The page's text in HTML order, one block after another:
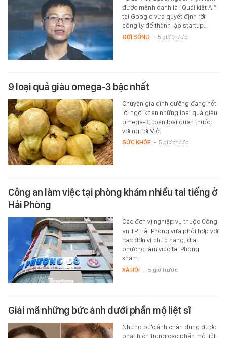
được mệnh danh là “Quái kiệt AI”
tại Google vừa quyết định rời
công ty để thành lập startup…
ĐỜI SỐNG - 5 giờ trước
9 loại quả giàu omega-3 bậc nhất
Chuyên gia dinh dưỡng đang hết
lời ngợi khen những loại quả giàu
omega-3, toàn loại quen thuộc
với người Việt.
SỨC KHỎE - 5 giờ trước
Công an làm việc tại phòng khám nhiều tai tiếng ở
Hải Phòng
Các đơn vị nghiệp vụ thuộc Công
an TP Hải Phòng vừa phối hợp với
các đơn vị chức năng, địa
phương làm việc tại Phòng
khám…
XÃ HỘI - 5 giờ trước
Giải mã những bức ảnh dưới phần mộ liệt sĩ
Những bức ảnh chân dung được
phát hiện trong các phần mộ liệt